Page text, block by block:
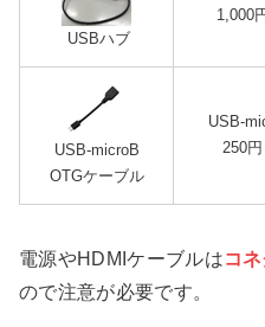
USBハブ
1,000
USB-microB
OTGケーブル
USB-
250円
電源やHDMIケーブルはコ
ので注意が必要です。